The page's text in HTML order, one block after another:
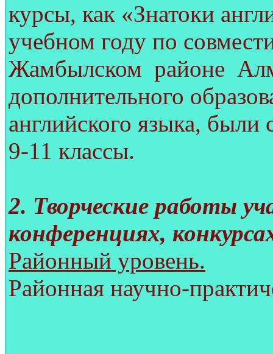
курсы, как «Знатоки
учебном году по
Жамбылском районе
дополнительного
английского языка,
9-11 классы.
2. Творческие работы
конференциях,
Районный уровень.
Районная научно-